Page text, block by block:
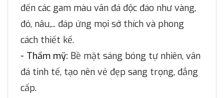
đến các gam màu vân đá độc đáo như vàng,
đỏ, nâu,... đáp ứng mọi sở thích và phong
cách thiết kế.
- Thẩm mỹ: Bề mặt sáng bóng tự nhiên, vân
đá tinh tế, tạo nên vẻ đẹp sang trọng, đẳng
cấp.